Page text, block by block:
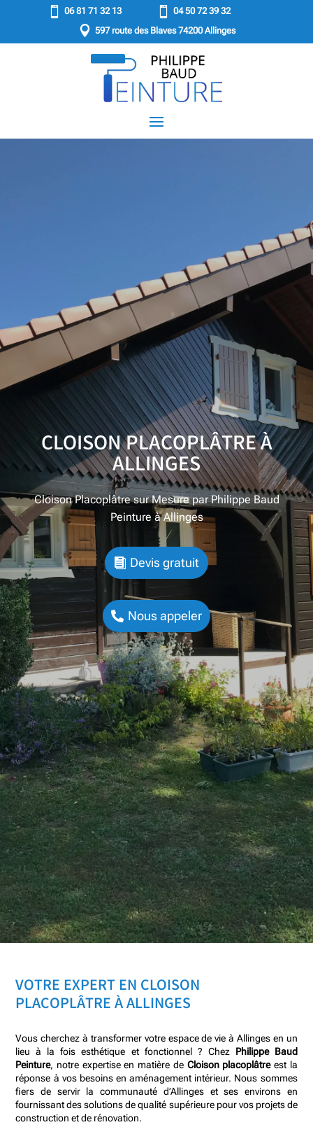
 06 81 71 32 13  04 50 72 39 32
 597 route des Blaves 74200 Allinges
CLOISON PLACOPLÂTRE À
ALLINGES
Cloison Placoplâtre sur Mesure par Philippe Baud
Peinture à Allinges
Devis gratuit
Nous appeler
VOTRE EXPERT EN CLOISON
PLACOPLÂTRE À ALLINGES
Vous cherchez à transformer votre espace de vie à Allinges en un
lieu à la fois esthétique et fonctionnel ? Chez Philippe Baud
Peinture, notre expertise en matière de Cloison placoplâtreest la
réponse à vos besoins en aménagement intérieur. Nous sommes
fiers de servir la communauté d’Allinges et ses environs en
fournissant des solutions de qualité supérieure pour vos projets de
construction et de rénovation.